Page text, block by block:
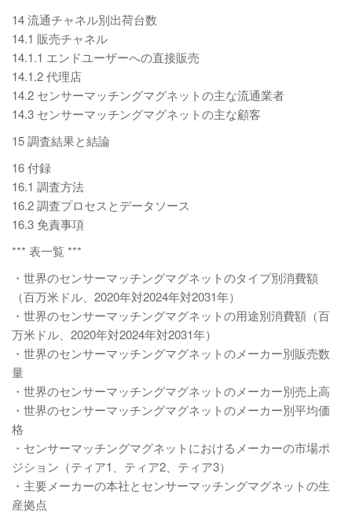
14 流通チャネル別出荷台数
14.1 販売チャネル
14.1.1 エンドユーザーへの直接販売
14.1.2 代理店
14.2 センサーマッチングマグネットの主な流通業者
14.3 センサーマッチングマグネットの主な顧客
15 調査結果と結論
16 付録
16.1 調査方法
16.2 調査プロセスとデータソース
16.3 免責事項
*** 表一覧 ***
・世界のセンサーマッチングマグネットのタイプ別消費額
（百万米ドル、2020年対2024年対2031年）
・世界のセンサーマッチングマグネットの用途別消費額（百
万米ドル、2020年対2024年対2031年）
・世界のセンサーマッチングマグネットのメーカー別販売数
量
・世界のセンサーマッチングマグネットのメーカー別売上高
・世界のセンサーマッチングマグネットのメーカー別平均価
格
・センサーマッチングマグネットにおけるメーカーの市場ポ
ジション（ティア1、ティア2、ティア3）
・主要メーカーの本社とセンサーマッチングマグネットの生
産拠点